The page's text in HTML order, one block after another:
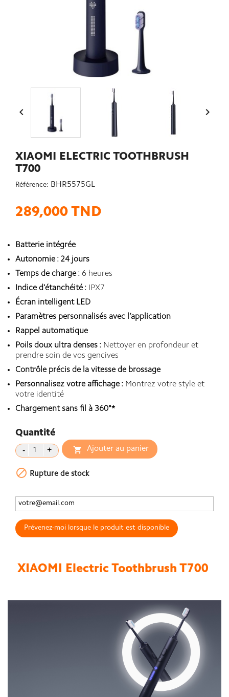
 
XIAOMI ELECTRIC TOOTHBRUSH
T700
Référence: BHR5575GL
289,000 TND
Batterie intégrée
Autonomie : 24 jours
Temps de charge : 6 heures
Indice d'étanchéité : IPX7
Écran intelligent LED
Paramètres personnalisés avec l’application
Rappel automatique
Poils doux ultra denses : Nettoyer en profondeur et
prendre soin de vos gencives
Contrôle précis de la vitesse de brossage
Personnalisez votre affichage : Montrez votre style et
votre identité
Chargement sans fil à 360°*
Quantité
 Ajouter au panier
 Rupture de stock
Prévenez-moi lorsque le produit est disponible
XIAOMI Electric Toothbrush T700